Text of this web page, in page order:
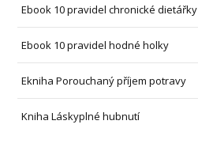
Ebook 10 pravidel chronické dietářky
Ebook 10 pravidel hodné holky
Ekniha Porouchaný příjem potravy
Kniha Láskyplné hubnutí